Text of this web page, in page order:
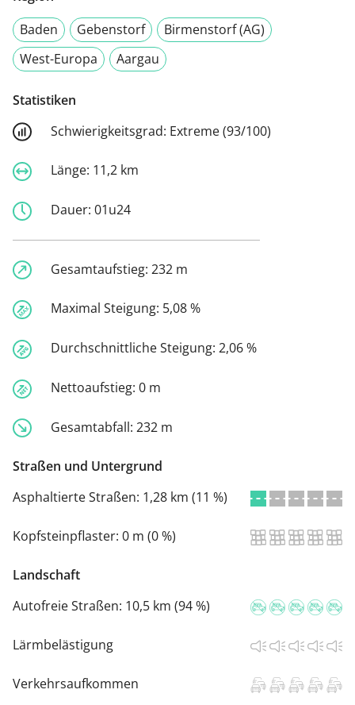
Baden
Gebenstorf
Birmenstorf (AG)
West-Europa
Aargau
Statistiken
Schwierigkeitsgrad: Extreme (93/100)
Länge: 11,2 km
Dauer: 01u24
Gesamtaufstieg: 232 m
Maximal Steigung: 5,08 %
Durchschnittliche Steigung: 2,06 %
Nettoaufstieg: 0 m
Gesamtabfall: 232 m
Straßen und Untergrund
Asphaltierte Straßen: 1,28 km (11 %)
Kopfsteinpflaster: 0 m (0 %)
Landschaft
Autofreie Straßen: 10,5 km (94 %)
Lärmbelästigung
Verkehrsaufkommen